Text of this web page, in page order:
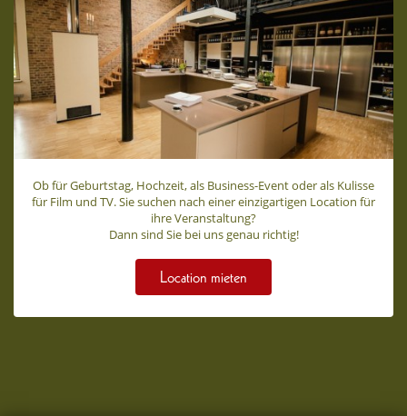
Ob für Geburtstag, Hochzeit, als Business-Event oder als Kulisse
für Film und TV. Sie suchen nach einer einzigartigen Location für
ihre Veranstaltung?
Dann sind Sie bei uns genau richtig!
Location mieten